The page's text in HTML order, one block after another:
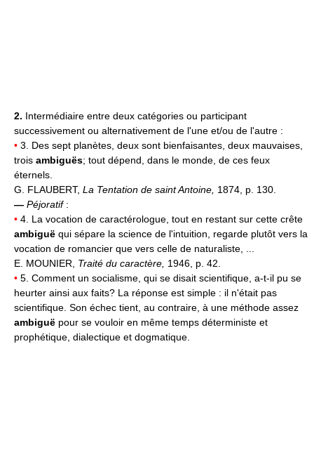
2. Intermédiaire entre deux catégories ou participant
successivement ou alternativement de l'une et/ou de l'autre :
• 3. Des sept planètes, deux sont bienfaisantes, deux mauvaises,
trois ambiguës; tout dépend, dans le monde, de ces feux
éternels.
G. FLAUBERT, La Tentation de saint Antoine, 1874, p. 130.
— Péjoratif:
• 4. La vocation de caractérologue, tout en restant sur cette crête
ambiguë qui sépare la science de l'intuition, regarde plutôt vers la
vocation de romancier que vers celle de naturaliste, ...
E. MOUNIER, Traité du caractère, 1946, p. 42.
• 5. Comment un socialisme, qui se disait scientifique, a-t-il pu se
heurter ainsi aux faits? La réponse est simple : il n'était pas
scientifique. Son échec tient, au contraire, à une méthode assez
ambiguë pour se vouloir en même temps déterministe et
prophétique, dialectique et dogmatique.